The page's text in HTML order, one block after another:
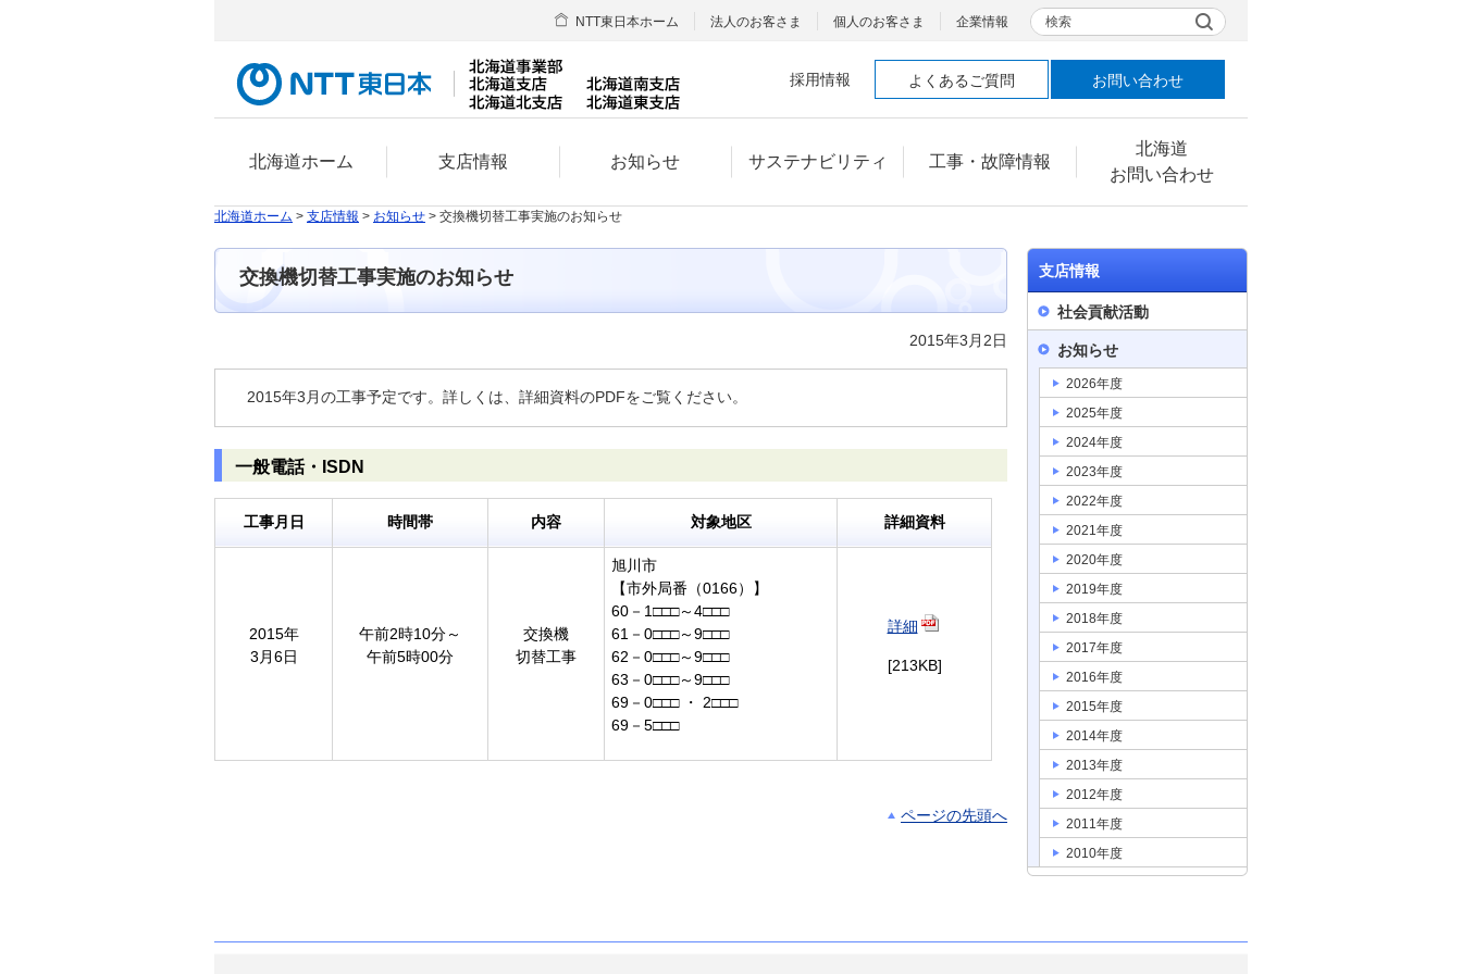
北海道ホーム 支店情報 お知らせ サステナビリティ 工事・故障情報
北海道
お問い合わせ
NTT東日本ホーム 法人のお客さま 個人のお客さま 企業情報 検索
採用情報 よくあるご質問 お問い合わせ
北海道ホーム > 支店情報 > お知らせ > 交換機切替工事実施のお知らせ
交換機切替工事実施のお知らせ
2015年3月2日
2015年3月の工事予定です。詳しくは、詳細資料のPDFをご覧ください。
一般電話・ISDN
工事月日 時間帯 内容 対象地区 詳細資料
2015年
3月6日
午前2時10分～
午前5時00分
交換機
切替工事
旭川市
【市外局番（0166）】
60－1□□□～4□□□
61－0□□□～9□□□
62－0□□□～9□□□
63－0□□□～9□□□
69－0□□□ ・ 2□□□
69－5□□□
詳細
[213KB]
ページの先頭へ
支店情報
社会貢献活動
お知らせ
2026年度
2025年度
2024年度
2023年度
2022年度
2021年度
2020年度
2019年度
2018年度
2017年度
2016年度
2015年度
2014年度
2013年度
2012年度
2011年度
2010年度